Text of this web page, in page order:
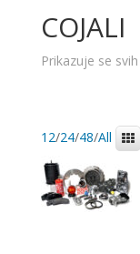
COJALI
Prikazuje se
12/24/48/All